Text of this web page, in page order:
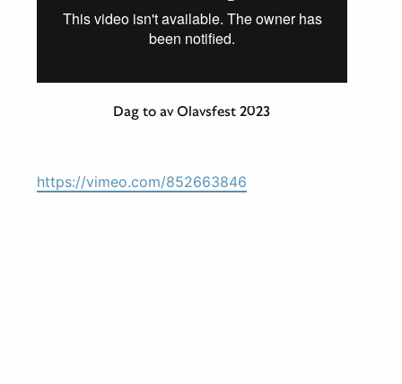
Dag to av Olavsfest 2023
https://vimeo.com/852663846